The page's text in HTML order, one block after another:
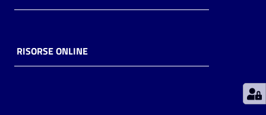
Decentrate
RISORSE ONLINE